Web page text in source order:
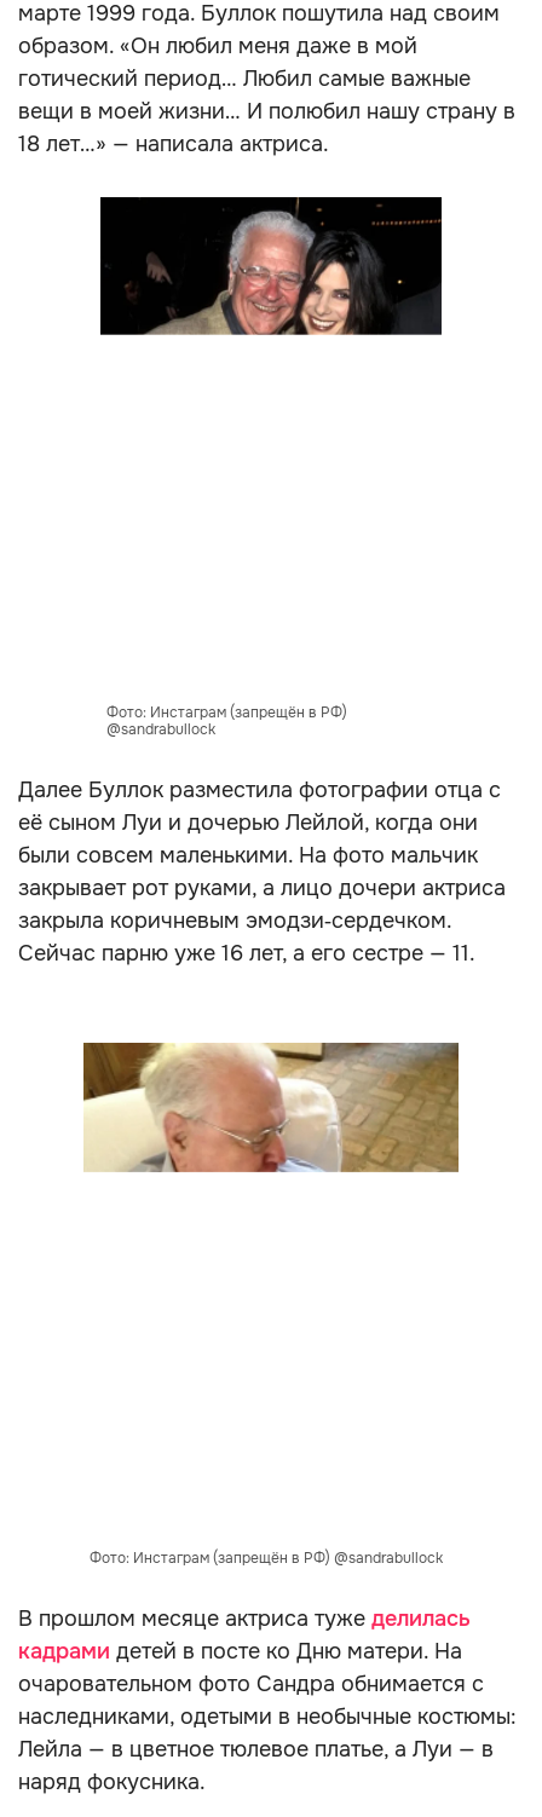
марте 1999 года. Буллок пошутила над своим
образом. «Он любил меня даже в мой
готический период… Любил самые важные
вещи в моей жизни… И полюбил нашу страну в
18 лет…» — написала актриса.
Фото: Инстаграм (запрещён в РФ)
@sandrabullock
Далее Буллок разместила фотографии отца с
её сыном Луи и дочерью Лейлой, когда они
были совсем маленькими. На фото мальчик
закрывает рот руками, а лицо дочери актриса
закрыла коричневым эмодзи‑сердечком.
Сейчас парню уже 16 лет, а его сестре — 11.
Фото: Инстаграм (запрещён в РФ) @sandrabullock
В прошлом месяце актриса туже делилась
кадрами детей в посте ко Дню матери. На
очаровательном фото Сандра обнимается с
наследниками, одетыми в необычные костюмы:
Лейла — в цветное тюлевое платье, а Луи — в
наряд фокусника.